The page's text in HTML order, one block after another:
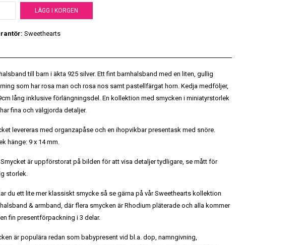
LÄGG I KORGEN
Sweethearts
till barn i äkta 925 silver. Ett fint barnhalsband med en liten, gullig
som har rosa man och rosa nos samt pastellfärgat horn. Kedja medföljer,
lång inklusive förlängningsdel. En kollektion med smycken i miniatyrstorlek
fina och välgjorda detaljer.
levereras med organzapåse och en ihopvikbar presentask med snöre.
hänge: 9 x 14 mm.
är uppförstorat på bilden för att visa detaljer tydligare, se mått för
storlek.
du ett lite mer klassiskt smycke så se gärna på vår Sweethearts kollektion
& armband, där flera smycken är Rhodium pläterade och alla kommer
fin presentförpackning i 3 delar.
är populära redan som babypresent vid bl.a. dop, namngivning,